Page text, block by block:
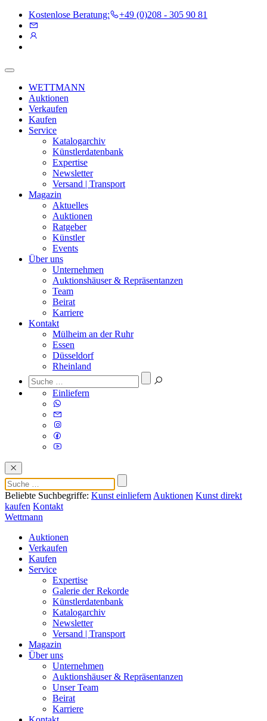
Kostenlose Beratung: +49 (0)208 - 305 90 81
WETTMANN
Auktionen
Verkaufen
Kaufen
Service
Katalogarchiv
Künstlerdatenbank
Expertise
Newsletter
Versand | Transport
Magazin
Aktuelles
Auktionen
Ratgeber
Künstler
Events
Über uns
Unternehmen
Auktionshäuser & Repräsentanzen
Team
Beirat
Karriere
Kontakt
Mülheim an der Ruhr
Essen
Düsseldorf
Rheinland
Einliefern
Beliebte Suchbegriffe: Kunst einliefern Auktionen Kunst direkt
kaufen Kontakt
Wettmann
Auktionen
Verkaufen
Kaufen
Service
Expertise
Galerie der Rekorde
Künstlerdatenbank
Katalogarchiv
Newsletter
Versand | Transport
Magazin
Über uns
Unternehmen
Auktionshäuser & Repräsentanzen
Unser Team
Beirat
Karriere